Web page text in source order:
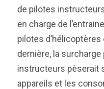
de pilotes
en charge de
pilotes d’hélicoptères
dernière, la
instructeurs pèserait
appareils et les